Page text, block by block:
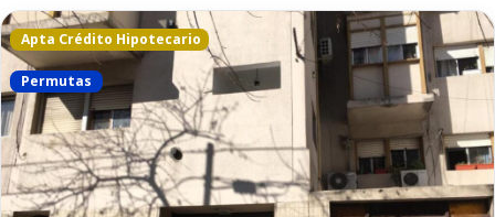
Apta Crédito Hipotecario
Permutas